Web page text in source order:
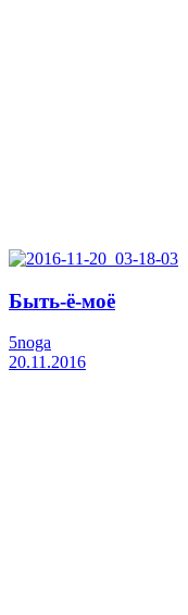
Быть-ё-моё
5noga
20.11.2016